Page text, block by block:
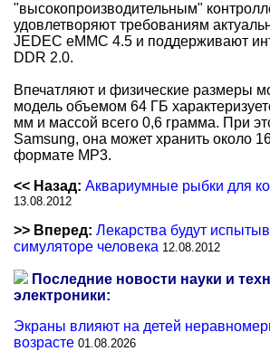
"высокопроизводительным"
удовлетворяют требованиям
JEDEC eMMC 4.5 и поддерживают
DDR 2.0.
Впечатляют и физические размеры
модель объемом 64 ГБ
мм и массой всего 0,6 грамма. При
Samsung, она может хранить около
формате MP3.
<< Назад: Аквариумные рыбки для
13.08.2012
>> Вперед: Лекарства будут
симуляторе человека 12.08.2012
Последние новости науки и
электроники:
Экраны влияют на детей
возрасте 01.08.2026